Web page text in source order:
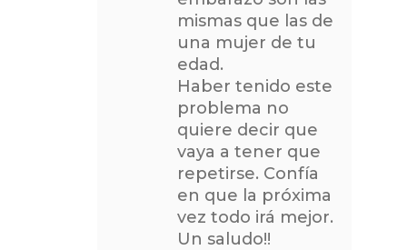
mismas que las de
una mujer de tu
edad.
Haber tenido este
problema no
quiere decir que
vaya a tener que
repetirse. Confía
en que la próxima
vez todo irá mejor.
Un saludo!!